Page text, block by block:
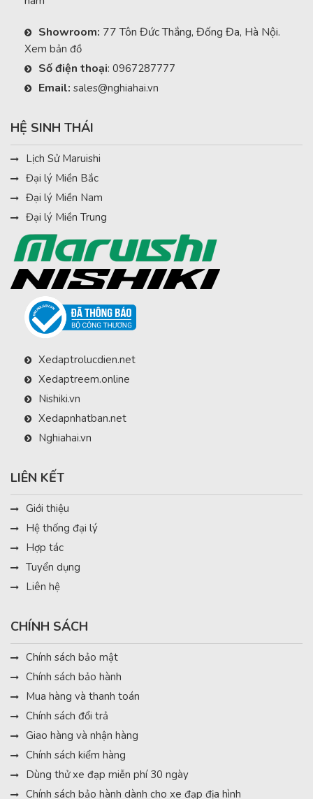
Showroom: 77 Tôn Đức Thắng, Đống Đa, Hà Nội.
Xem bản đồ
Số điện thoại: 0967287777
Email: sales@nghiahai.vn
HỆ SINH THÁI
Lịch Sử Maruishi
Đại lý Miền Bắc
Đại lý Miền Nam
Đại lý Miền Trung
Xedaptrolucdien.net
Xedaptreem.online
Nishiki.vn
Xedapnhatban.net
Nghiahai.vn
LIÊN KẾT
Giới thiệu
Hệ thống đại lý
Hợp tác
Tuyển dụng
Liên hệ
CHÍNH SÁCH
Chính sách bảo mật
Chính sách bảo hành
Mua hàng và thanh toán
Chính sách đổi trả
Giao hàng và nhận hàng
Chính sách kiểm hàng
Dùng thử xe đạp miễn phí 30 ngày
Chính sách bảo hành dành cho xe đạp địa hình